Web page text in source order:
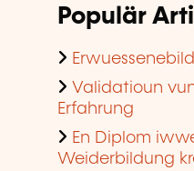
Populär
Validatioun
Erfahrung
En Diplom
Weiderbildung